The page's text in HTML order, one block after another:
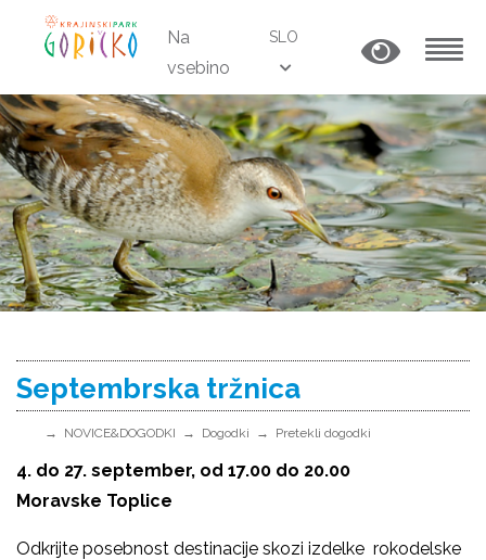
Na
vsebino
SLO
Septembrska tržnica
NOVICE&DOGODKI Dogodki Pretekli dogodki
4. do 27. september, od 17.00 do 20.00
Moravske Toplice
Odkrijte posebnost destinacije skozi izdelke rokodelske